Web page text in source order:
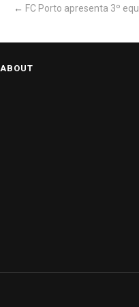
← FC Porto apresenta 3º
ABOUT